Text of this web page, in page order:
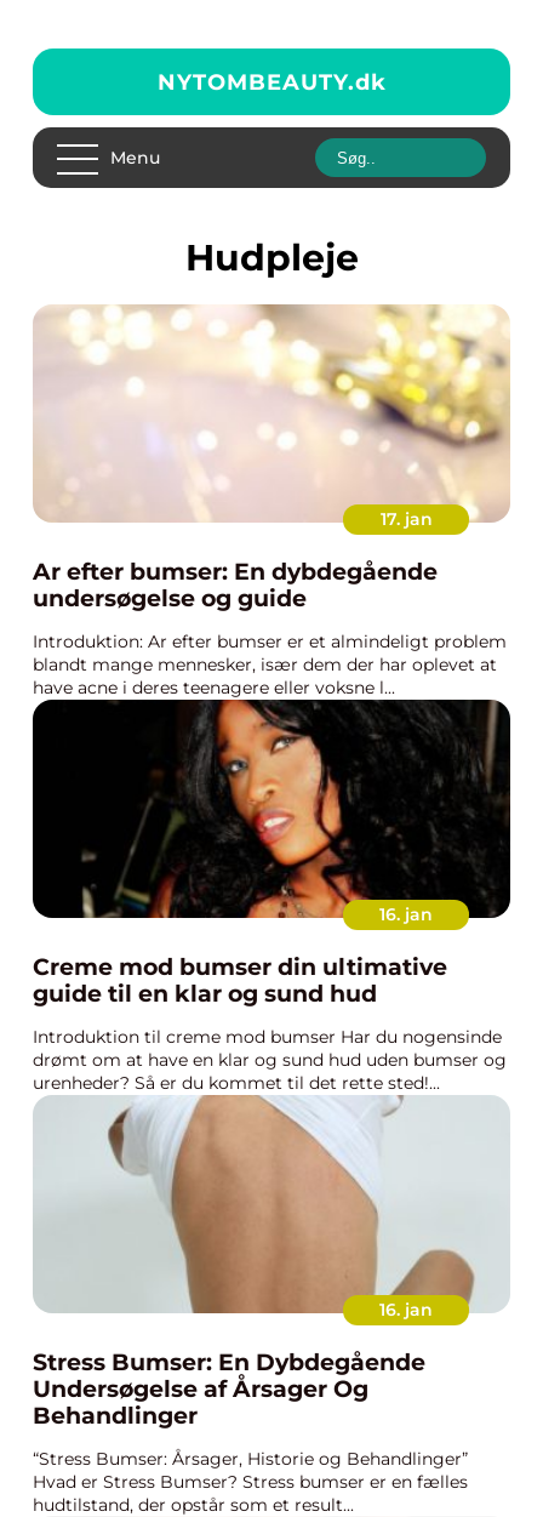
NYTOMBEAUTY.dk
Menu
Hudpleje
17. jan
Ar efter bumser: En dybdegående
undersøgelse og guide
Introduktion: Ar efter bumser er et almindeligt problem
blandt mange mennesker, især dem der har oplevet at
have acne i deres teenagere eller voksne l...
16. jan
Creme mod bumser din ultimative
guide til en klar og sund hud
Introduktion til creme mod bumser Har du nogensinde
drømt om at have en klar og sund hud uden bumser og
urenheder? Så er du kommet til det rette sted!...
16. jan
Stress Bumser: En Dybdegående
Undersøgelse af Årsager Og
Behandlinger
“Stress Bumser: Årsager, Historie og Behandlinger”
Hvad er Stress Bumser? Stress bumser er en fælles
hudtilstand, der opstår som et result...